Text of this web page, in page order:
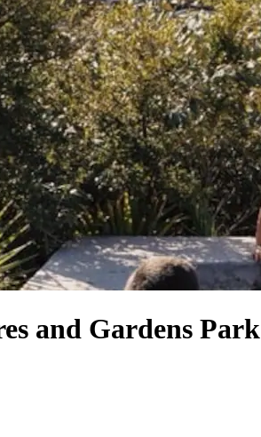
and Gardens Park